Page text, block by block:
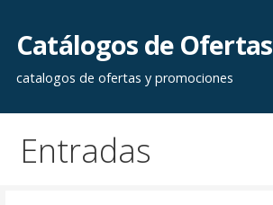
contenido
Catálogos de Ofertas
catalogos de ofertas y promociones
Entradas